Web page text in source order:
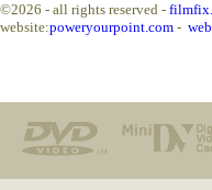
©2026 - all rights reserved -
website:poweryourpoint.com -